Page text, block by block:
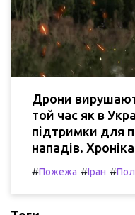
Дрони
той час як в
підтримки для
нападів.
#Пожежа #Іран #